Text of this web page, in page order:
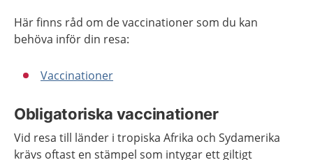
Här finns råd om de vaccinationer som du kan
behöva inför din resa:
Vaccinationer
Obligatoriska vaccinationer
Vid resa till länder i tropiska Afrika och Sydamerika
krävs oftast en stämpel som intygar ett giltigt